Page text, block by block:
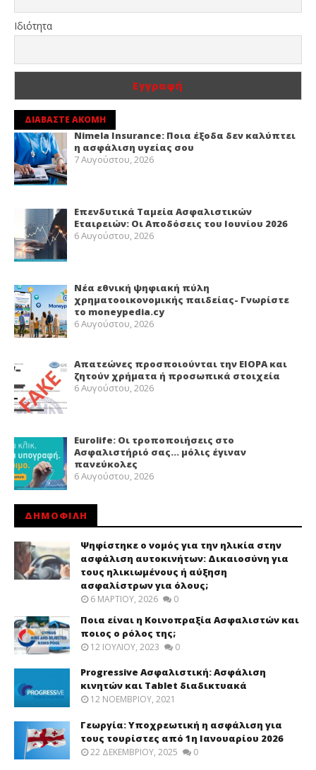
Ιδιότητα
ΔΙΑΒΑΣΤΕ ΑΚΟΜΗ
Nimela Insurance: Ποια έξοδα δεν καλύπτει
η ασφάλιση υγείας σου
7 Αυγούστου, 2026
Επενδυτικά Ταμεία Ασφαλιστικών
Εταιρειών: Οι Αποδόσεις του Ιουνίου 2026
6 Αυγούστου, 2026
Νέα εθνική ψηφιακή πύλη
χρηματοοικονομικής παιδείας- Γνωρίστε
το moneypedia.cy
6 Αυγούστου, 2026
Απατεώνες προσποιούνται την EIOPA και
ζητούν χρήματα ή προσωπικά στοιχεία
6 Αυγούστου, 2026
Eurolife: Οι τροποποιήσεις στο
Ασφαλιστήριό σας… μόλις έγιναν
πανεύκολες
6 Αυγούστου, 2026
ΔΗΜΟΦΙΛΗ
Ψηφίστηκε ο νομός για την ηλικία στην
ασφάλιση αυτοκινήτων: Δικαιοσύνη για
τους ηλικιωμένους ή αύξηση
ασφαλίστρων για όλους;
6 ΜΑΡΤΊΟΥ, 2026 0
Ποια είναι η Κοινοπραξία Ασφαλιστών και
ποιος ο ρόλος της;
12 ΙΟΥΛΊΟΥ, 2023 0
Progressive Ασφαλιστική: Ασφάλιση
κινητών και Tablet διαδικτυακά
12 ΝΟΕΜΒΡΊΟΥ, 2021
Γεωργία: Υποχρεωτική η ασφάλιση για
τους τουρίστες από 1η Ιανουαρίου 2026
22 ΔΕΚΕΜΒΡΊΟΥ, 2025 0